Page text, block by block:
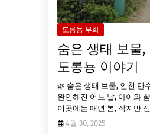
도롱뇽 부화
숨은 생태 보물
도롱뇽 이야기
🌿 숨은 생태 보물, 인천 만
완연해진 어느 날, 아이와
이곳에는 매년 봄, 작지만
4월 30, 2025